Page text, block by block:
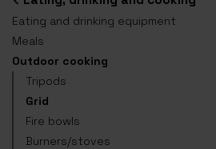
Eating and drinking equipment
Meals
Outdoor cooking
Tripods
Grid
Fire bowls
Burners/stoves